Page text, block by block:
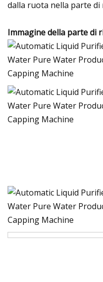
dalla ruota nella parte di
Immagine della parte di